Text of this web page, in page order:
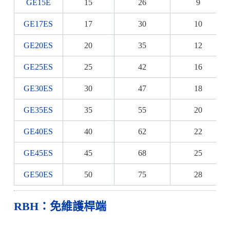
GE15E 15 26 9
GE17ES 17 30 10
GE20ES 20 35 12
GE25ES 25 42 16
GE30ES 30 47 18
GE35ES 35 55 20
GE40ES 40 62 22
GE45ES 45 68 25
GE50ES 50 75 28
RBH：免維護桿端